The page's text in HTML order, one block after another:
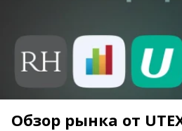
Обзор рынка от